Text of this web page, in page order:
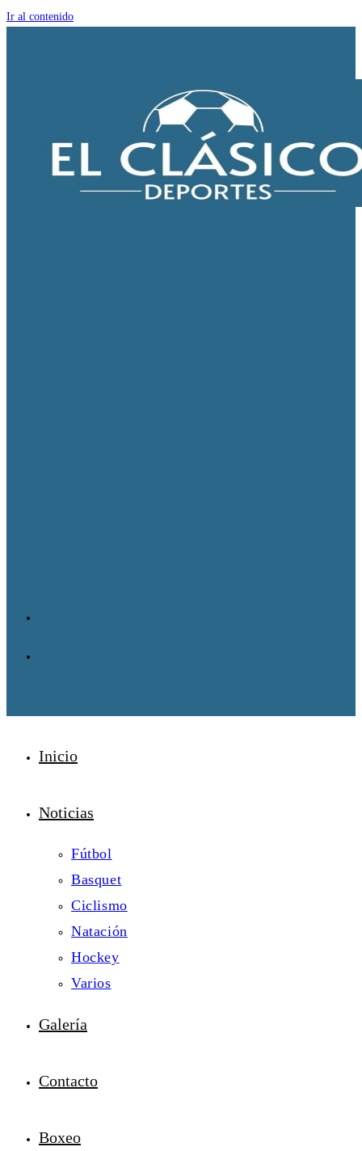
Ir al contenido
Inicio
Noticias
Fútbol
Basquet
Ciclismo
Natación
Hockey
Varios
Galería
Contacto
Boxeo